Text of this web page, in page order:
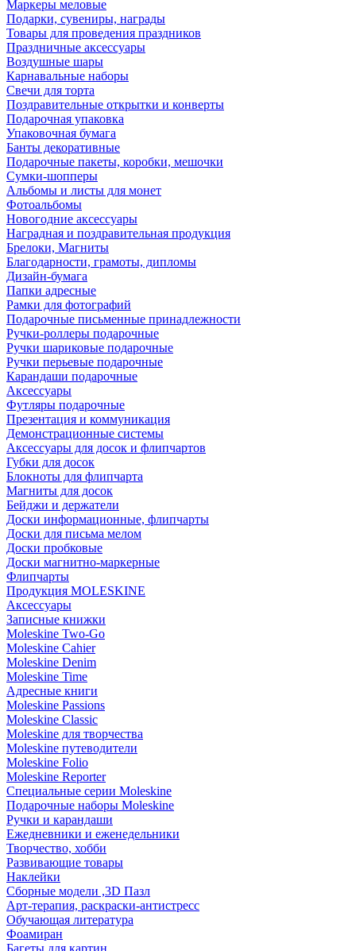
Маркеры меловые
Подарки, сувениры, награды
Товары для проведения праздников
Праздничные аксессуары
Воздушные шары
Карнавальные наборы
Свечи для торта
Поздравительные открытки и конверты
Подарочная упаковка
Упаковочная бумага
Банты декоративные
Подарочные пакеты, коробки, мешочки
Сумки-шопперы
Альбомы и листы для монет
Фотоальбомы
Новогодние аксессуары
Наградная и поздравительная продукция
Брелоки, Магниты
Благодарности, грамоты, дипломы
Дизайн-бумага
Папки адресные
Рамки для фотографий
Подарочные письменные принадлежности
Ручки-роллеры подарочные
Ручки шариковые подарочные
Ручки перьевые подарочные
Карандаши подарочные
Аксессуары
Футляры подарочные
Презентация и коммуникация
Демонстрационные системы
Аксессуары для досок и флипчартов
Губки для досок
Блокноты для флипчарта
Магниты для досок
Бейджи и держатели
Доски информационные, флипчарты
Доски для письма мелом
Доски пробковые
Доски магнитно-маркерные
Флипчарты
Продукция MOLESKINE
Аксессуары
Записные книжки
Moleskine Two-Go
Moleskine Cahier
Moleskine Denim
Moleskine Time
Адресные книги
Moleskine Passions
Moleskine Classic
Moleskine для творчества
Moleskine путеводители
Moleskine Folio
Moleskine Reporter
Специальные серии Moleskine
Подарочные наборы Moleskine
Ручки и карандаши
Ежедневники и еженедельники
Творчество, хобби
Развивающие товары
Наклейки
Сборные модели ,3D Пазл
Арт-терапия, раскраски-антистресс
Обучающая литература
Фоамиран
Багеты для картин